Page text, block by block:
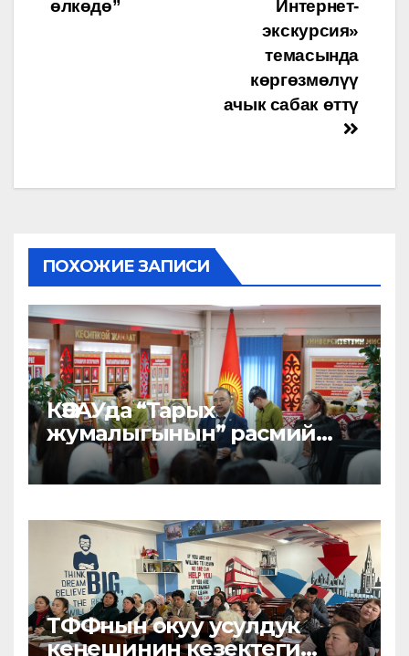
Интернет-
экскурсия»
темасында
көргөзмөлүү
ачык сабак өттү
өлкөдө”
ПОХОЖИЕ ЗАПИСИ
КӨЭАУда “Тарых
жумалыгынын” расмий
ачылышы өттү
ТФФнын окуу усулдук
кеңешинин кезектеги